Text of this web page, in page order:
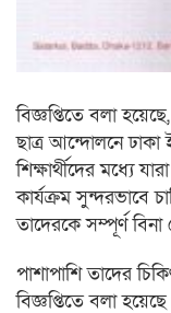
বিজ্ঞপ্তিতে বলা
ছাত্র আন্দোলনে ঢাকা
শিক্ষার্থীদের মধ্যে
কার্যক্রম সুন্দরভাবে
তাদেরকে সম্পূর্ণ
পাশাপাশি তাদের
বিজ্ঞপ্তিতে বলা